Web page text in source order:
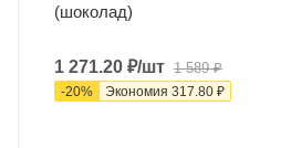
(шоколад)
1 271.20 ₽/шт 1 589₽
-20% Экономия 317.80 ₽